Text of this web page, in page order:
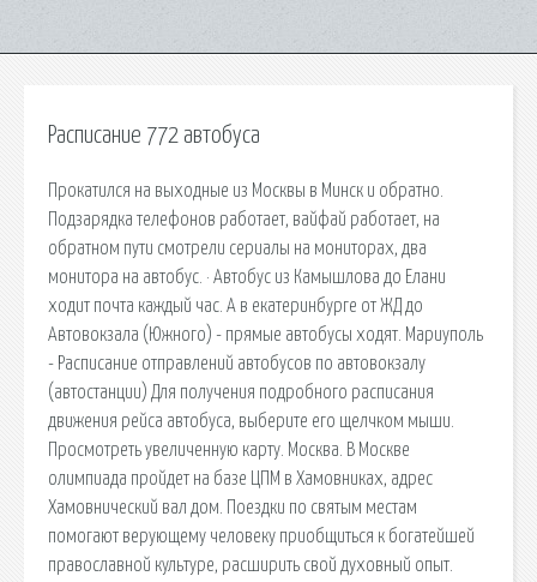
Расписание 772 автобуса
Прокатился на выходные из Москвы в Минск и обратно.
Подзарядка телефонов работает, вайфай работает, на
обратном пути смотрели сериалы на мониторах, два
монитора на автобус. · Автобус из Камышлова до Елани
ходит почта каждый час. А в екатеринбурге от ЖД до
Автовокзала (Южного) - прямые автобусы ходят. Мариуполь
- Расписание отправлений автобусов по автовокзалу
(автостанции) Для получения подробного расписания
движения рейса автобуса, выберите его щелчком мыши.
Просмотреть увеличенную карту. Москва. В Москве
олимпиада пройдет на базе ЦПМ в Хамовниках, адрес
Хамовнический вал дом. Поездки по святым местам
помогают верующему человеку приобщиться к богатейшей
православной культуре, расширить свой духовный опыт.